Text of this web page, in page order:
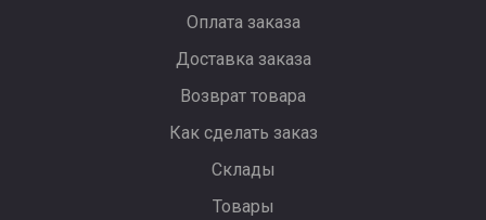
Оплата заказа
Доставка заказа
Возврат товара
Как сделать заказ
Склады
Товары